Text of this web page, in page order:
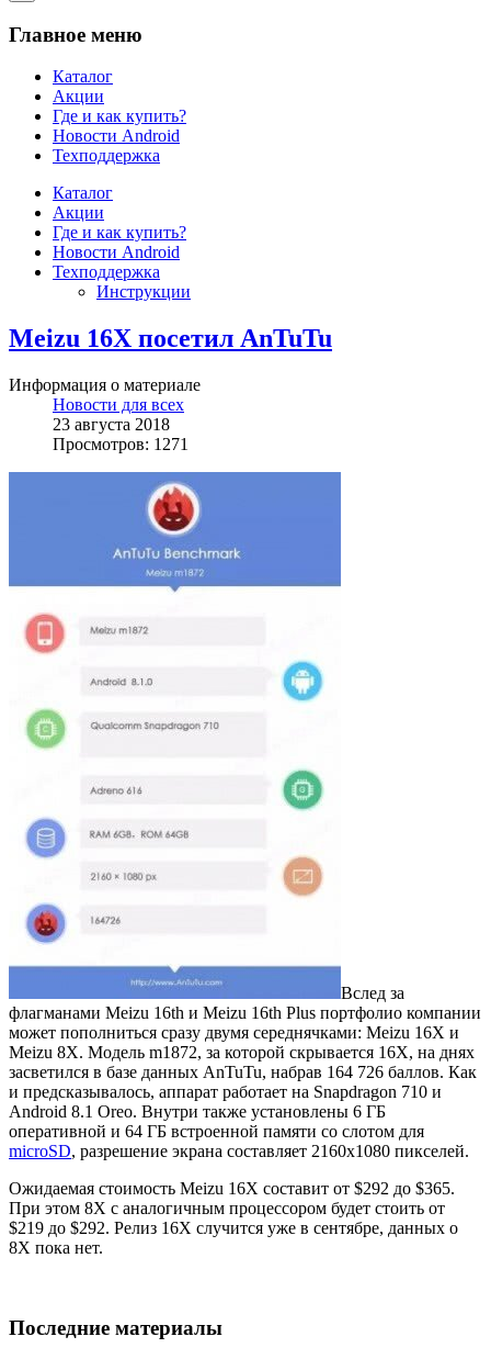
Главное меню
Каталог
Акции
Где и как купить?
Новости Android
Техподдержка
Каталог
Акции
Где и как купить?
Новости Android
Техподдержка
Инструкции
Meizu 16X посетил AnTuTu
Информация о материале
Новости для всех
23 августа 2018
Просмотров: 1271
Вслед за
флагманами Meizu 16th и Meizu 16th Plus портфолио компании
может пополниться сразу двумя середнячками: Meizu 16X и
Meizu 8X. Модель m1872, за которой скрывается 16X, на днях
засветился в базе данных AnTuTu, набрав 164 726 баллов. Как
и предсказывалось, аппарат работает на Snapdragon 710 и
Android 8.1 Oreo. Внутри также установлены 6 ГБ
оперативной и 64 ГБ встроенной памяти со слотом для
microSD, разрешение экрана составляет 2160x1080 пикселей.
Ожидаемая стоимость Meizu 16X составит от $292 до $365.
При этом 8X с аналогичным процессором будет стоить от
$219 до $292. Релиз 16X случится уже в сентябре, данных о
8X пока нет.
Последние материалы